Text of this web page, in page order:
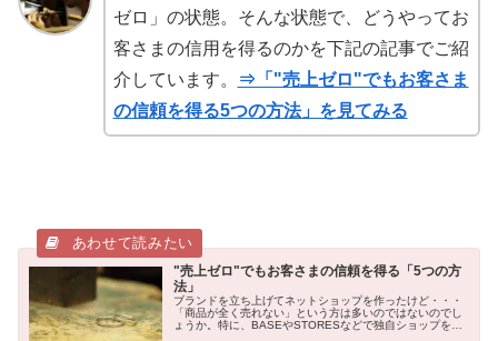
ゼロ」の状態。そんな状態で、どうやってお
客さまの信用を得るのかを下記の記事でご紹
介しています。
⇒「"売上ゼロ"でもお客さま
の信頼を得る5つの方法」を見てみる
"売上ゼロ"でもお客さまの信頼を得る「5つの方
法」
ブランドを立ち上げてネットショップを作ったけど・・・
「商品が全く売れない」という方は多いのではないのでし
ょうか。特に、BASEやSTORESなどで独自ショップを開